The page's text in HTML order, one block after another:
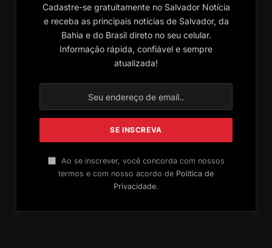
Cadastre-se gratuitamente no Salvador Notícia
e receba as principais notícias de Salvador, da
Bahia e do Brasil direto no seu celular.
Informação rápida, confiável e sempre
atualizada!
Ao se inscrever, você concorda com nossos
termos e com nosso acordo de Política de
Privacidade.